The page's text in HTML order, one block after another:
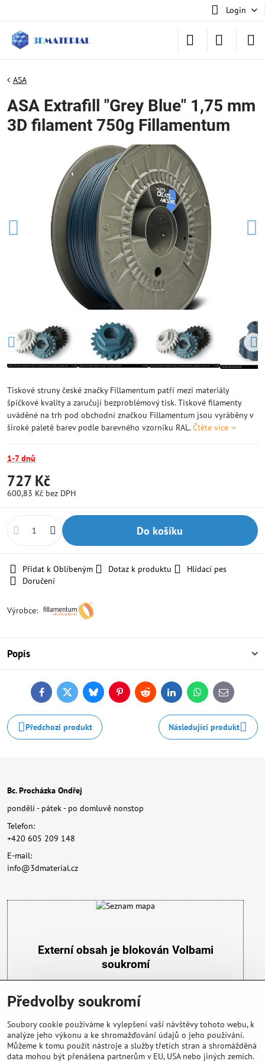
Login
ASA
ASA Extrafill "Grey Blue" 1,75 mm
3D filament 750g Fillamentum
Tiskové struny české značky Fillamentum patří mezi materiály
špičkové kvality a zaručují bezproblémový tisk. Tiskové filamenty
uváděné na trh pod obchodní značkou Fillamentum jsou vyráběny v
široké paletě barev podle barevného vzorníku RAL.Čtěte více
1-7 dnů
727 Kč
600,83 Kč bez DPH
Do košíku
Přidat k Oblíbeným Dotaz k produktu
Hlídací pes
Doručení
Výrobce:
Popis
FacebookTwitterBlueskyPinterestReddit LinkedInWhatsApp
E-
mail
Předchozí produkt Následující produkt
Bc. Procházka Ondřej
pondělí - pátek - po domluvě nonstop
Telefon:
+420 605 209 148
E-mail:
info@3dmaterial.cz
Externí obsah je blokován Volbami
soukromí
Přejete si načíst externí obsah?
Povolit a zapamatovat - souhlas s druhem cookie:
Funkční
Předvolby soukromí
Soubory cookie používáme k vylepšení vaší návštěvy tohoto webu, k
analýze jeho výkonu a ke shromažďování údajů o jeho používání.
Můžeme k tomu použít nástroje a služby třetích stran a shromážděná
data mohou být přenášena partnerům v EU, USA nebo jiných zemích.